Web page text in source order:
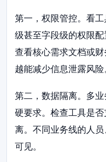
第一，权限管控。看
级甚至字段级的权限
查看核心需求文档或
越能减少信息泄露风险
第二，数据隔离。多
硬要求。检查工具是
离。不同业务线的人
可见。